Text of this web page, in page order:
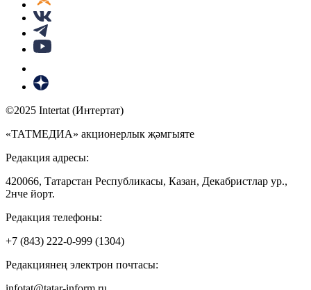
©2025 Intertat (Интертат)
«ТАТМЕДИА» акционерлык җәмгыяте
Редакция адресы:
420066, Татарстан Республикасы, Казан, Декабристлар ур.,
2нче йорт.
Редакция телефоны:
+7 (843) 222-0-999 (1304)
Редакциянең электрон почтасы: